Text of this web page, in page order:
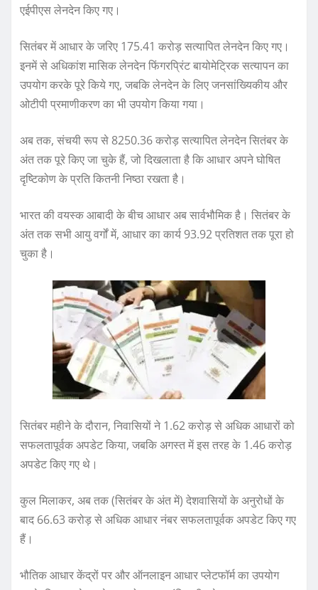
एईपीएस लेनदेन किए गए।
सितंबर में आधार के जरिए 175.41 करोड़ सत्यापित लेनदेन किए गए।
इनमें से अधिकांश मासिक लेनदेन फिंगरप्रिंट बायोमेट्रिक सत्यापन का
उपयोग करके पूरे किये गए, जबकि लेनदेन के लिए जनसांख्यिकीय और
ओटीपी प्रमाणीकरण का भी उपयोग किया गया।
अब तक, संचयी रूप से 8250.36 करोड़ सत्यापित लेनदेन सितंबर के
अंत तक पूरे किए जा चुके हैं, जो दिखलाता है कि आधार अपने घोषित
दृष्टिकोण के प्रति कितनी निष्ठा रखता है।
भारत की वयस्क आबादी के बीच आधार अब सार्वभौमिक है। सितंबर के
अंत तक सभी आयु वर्गों में, आधार का कार्य 93.92 प्रतिशत तक पूरा हो
चुका है।
सितंबर महीने के दौरान, निवासियों ने 1.62 करोड़ से अधिक आधारों को
सफलतापूर्वक अपडेट किया, जबकि अगस्त में इस तरह के 1.46 करोड़
अपडेट किए गए थे।
कुल मिलाकर, अब तक (सितंबर के अंत में) देशवासियों के अनुरोधों के
बाद 66.63 करोड़ से अधिक आधार नंबर सफलतापूर्वक अपडेट किए गए
हैं।
भौतिक आधार केंद्रों पर और ऑनलाइन आधार प्लेटफॉर्म का उपयोग